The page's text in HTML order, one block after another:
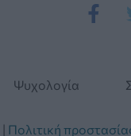
Ψυχολογία
| Πολιτική